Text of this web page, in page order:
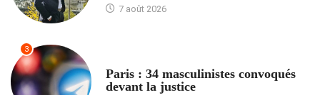
7 août 2026
3
Paris : 34 masculinistes convoqués
devant la justice